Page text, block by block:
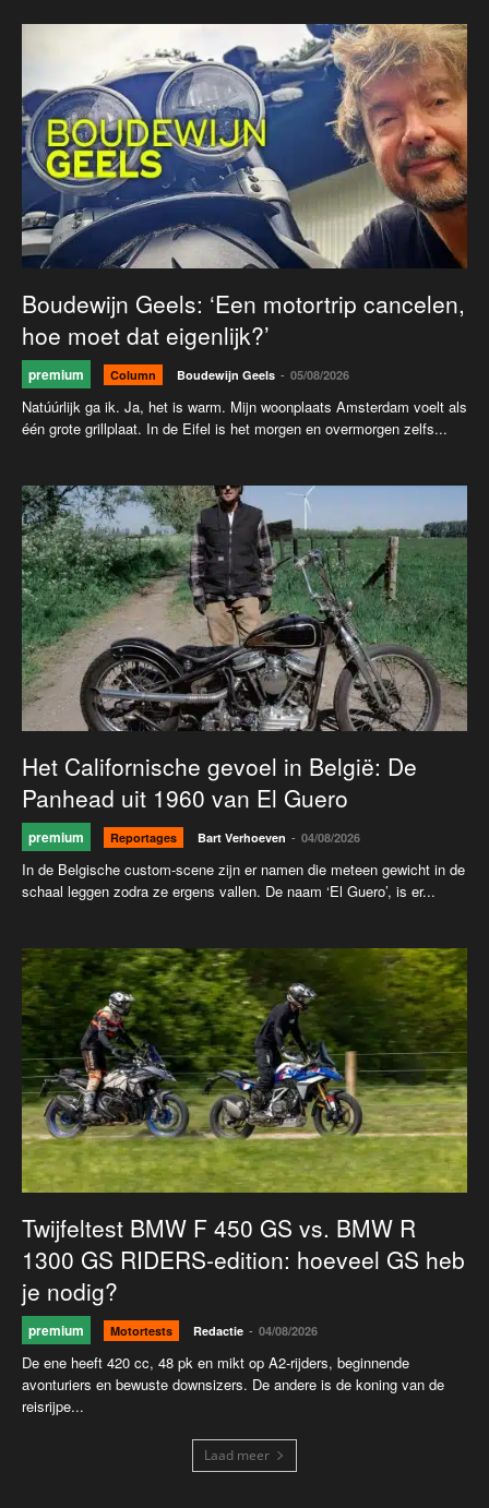
Boudewijn Geels: ‘Een motortrip cancelen,
hoe moet dat eigenlijk?’
premium Column Boudewijn Geels - 05/08/2026
Natúúrlijk ga ik. Ja, het is warm. Mijn woonplaats Amsterdam voelt als
één grote grillplaat. In de Eifel is het morgen en overmorgen zelfs...
Het Californische gevoel in België: De
Panhead uit 1960 van El Guero
premium Reportages Bart Verhoeven - 04/08/2026
In de Belgische custom-scene zijn er namen die meteen gewicht in de
schaal leggen zodra ze ergens vallen. De naam ‘El Guero’, is er...
Twijfeltest BMW F 450 GS vs. BMW R
1300 GS RIDERS-edition: hoeveel GS heb
je nodig?
premium Motortests Redactie - 04/08/2026
De ene heeft 420 cc, 48 pk en mikt op A2-rijders, beginnende
avonturiers en bewuste downsizers. De andere is de koning van de
reisrijpe...
Laad meer